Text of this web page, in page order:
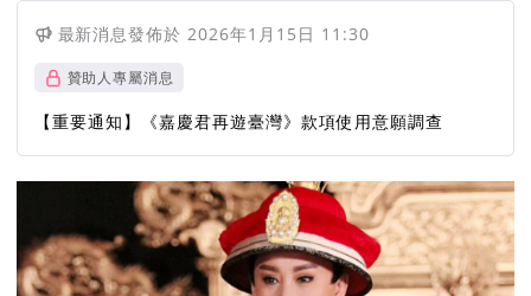
最新消息發佈於2026年1月15日 11:30
贊助人專屬消息
【重要通知】《嘉慶君再遊臺灣》款項使用意願調查